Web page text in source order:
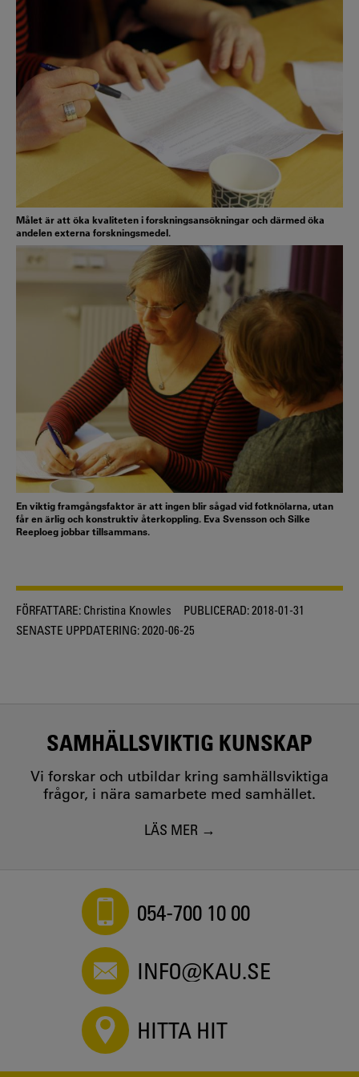
Målet är att öka kvaliteten i forskningsansökningar och därmed öka
andelen externa forskningsmedel.
En viktig framgångsfaktor är att ingen blir sågad vid fotknölarna, utan
får en ärlig och konstruktiv återkoppling. Eva Svensson och Silke
Reeploeg jobbar tillsammans.
FÖRFATTARE: Christina Knowles PUBLICERAD:2018-01-31
SENASTE UPPDATERING:2020-06-25
SAMHÄLLSVIKTIG KUNSKAP
Vi forskar och utbildar kring samhällsviktiga
frågor, i nära samarbete med samhället.
LÄS MER
054-700 10 00
INFO@KAU.SE
HITTA HIT